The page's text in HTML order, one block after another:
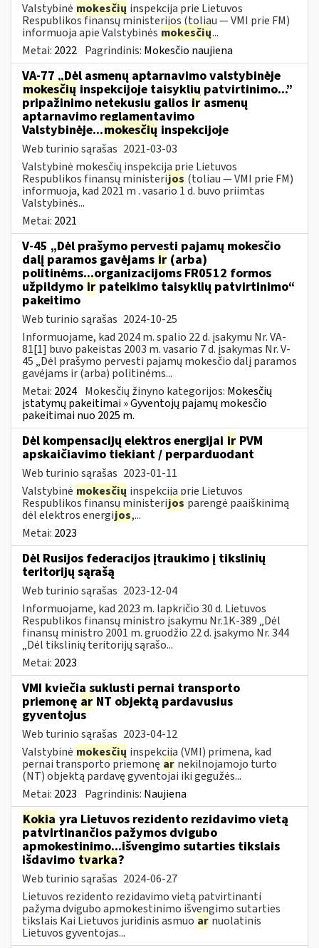
Valstybinė mokesčių inspekcija prie Lietuvos
Respublikos finansų ministerijos (toliau ― VMI prie FM)
informuoja apie Valstybinės mokesčių...
Metai: 2022 Pagrindinis: Mokesčio naujiena
VA-77 „Dėl asmenų aptarnavimo valstybinėje
mokesčių inspekcijoje taisyklių patvirtinimo...”
pripažinimo netekusiu galios ir asmenų
aptarnavimo reglamentavimo
Valstybinėje...mokesčių inspekcijoje
Web turinio sąrašas 2021-03-03
Valstybinė mokesčių inspekcija prie Lietuvos
Respublikos finansų ministerijos (toliau — VMI prie FM)
informuoja, kad 2021 m . vasario 1 d. buvo priimtas
Valstybinės...
Metai: 2021
V-45 „Dėl prašymo pervesti pajamų mokesčio
dalį paramos gavėjams ir (arba)
politinėms...organizacijoms FR0512 formos
užpildymo ir pateikimo taisyklių patvirtinimo“
pakeitimo
Web turinio sąrašas 2024-10-25
Informuojame, kad 2024 m. spalio 22 d. įsakymu Nr. VA-
81[1] buvo pakeistas 2003 m. vasario 7 d. įsakymas Nr. V-
45 „Dėl prašymo pervesti pajamų mokesčio dalį paramos
gavėjams ir (arba) politinėms...
Metai: 2024 Mokesčių žinyno kategorijos: Mokesčių
įstatymų pakeitimai » Gyventojų pajamų mokesčio
pakeitimai nuo 2025 m.
Dėl kompensacijų elektros energijai ir PVM
apskaičiavimo tiekiant / perparduodant
Web turinio sąrašas 2023-01-11
Valstybinė mokesčių inspekcija prie Lietuvos
Respublikos finansų ministerijos parengė paaiškinimą
dėl elektros energijos,...
Metai: 2023
Dėl Rusijos federacijos įtraukimo į tikslinių
teritorijų sąrašą
Web turinio sąrašas 2023-12-04
Informuojame, kad 2023 m. lapkričio 30 d. Lietuvos
Respublikos finansų ministro įsakymu Nr.1K-389 „Dėl
finansų ministro 2001 m. gruodžio 22 d. įsakymo Nr. 344
„Dėl tikslinių teritorijų sąrašo...
Metai: 2023
VMI kviečia suklusti pernai transporto
priemonę ar NT objektą pardavusius
gyventojus
Web turinio sąrašas 2023-04-12
Valstybinė mokesčių inspekcija (VMI) primena, kad
pernai transporto priemonę ar nekilnojamojo turto
(NT) objektą pardavę gyventojai iki gegužės...
Metai: 2023 Pagrindinis: Naujiena
Kokia yra Lietuvos rezidento rezidavimo vietą
patvirtinančios pažymos dvigubo
apmokestinimo...išvengimo sutarties tikslais
išdavimo tvarka?
Web turinio sąrašas 2024-06-27
Lietuvos rezidento rezidavimo vietą patvirtinanti
pažyma dvigubo apmokestinimo išvengimo sutarties
tikslais Kai Lietuvos juridinis asmuo ar nuolatinis
Lietuvos gyventojas...